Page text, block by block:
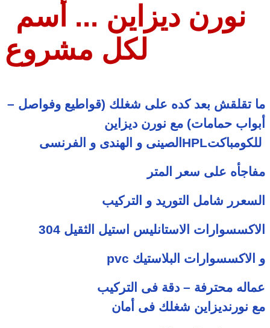
نورن ديزاين ... أسم
لكل مشروع
ما تقلقش بعد كده على شغلك (قواطيع وفواصل –
أبواب حمامات) مع نورن ديزاين
للكومباكتHPL الصينى و الهندى و الفرنسى
مفاجأه على سعر المتر
السعرر شامل التوريد و التركيب
الاكسسوارات الاستانليس استيل الثقيل 304
و الاكسسوارات البلاستيك pvc
عماله محترفة – دقة فى التركيب
مع نورنديزاين شغلك فى أمان